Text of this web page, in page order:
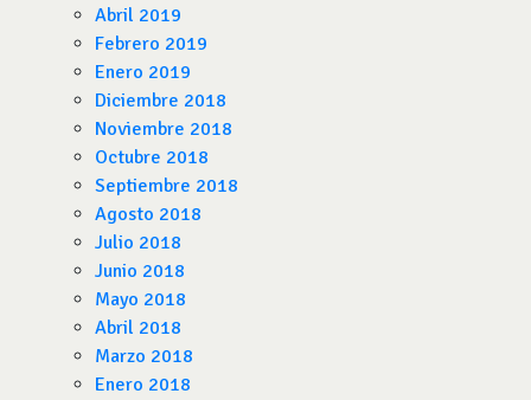
Abril 2019
Febrero 2019
Enero 2019
Diciembre 2018
Noviembre 2018
Octubre 2018
Septiembre 2018
Agosto 2018
Julio 2018
Junio 2018
Mayo 2018
Abril 2018
Marzo 2018
Enero 2018